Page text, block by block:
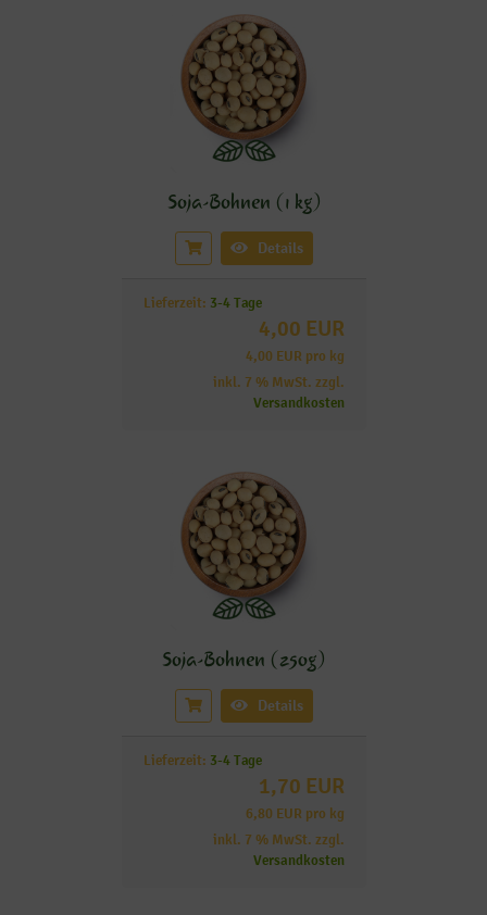
Soja-Bohnen (1 kg)
Details
Lieferzeit: 3-4 Tage
4,00 EUR
4,00 EUR pro kg
inkl. 7 % MwSt. zzgl.
Versandkosten
Soja-Bohnen (250g)
Details
Lieferzeit: 3-4 Tage
1,70 EUR
6,80 EUR pro kg
inkl. 7 % MwSt. zzgl.
Versandkosten